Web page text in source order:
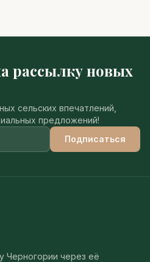
рассылку новых
сельских впечатлений,
предложений!
Подписаться
Черногории через её